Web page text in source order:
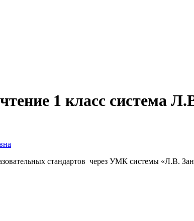
1 класс система
стандартов через УМК системы «Л.В.